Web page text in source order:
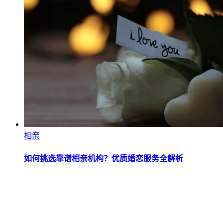
相亲
如何挑选靠谱相亲机构？优质婚恋服务全解析